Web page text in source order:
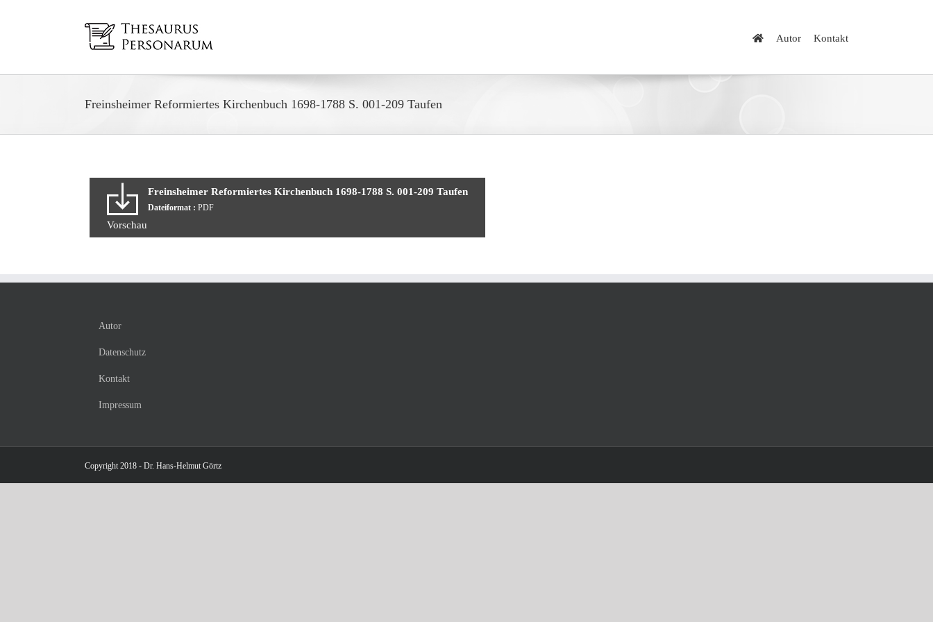
Autor Kontakt
Freinsheimer Reformiertes Kirchenbuch 1698-1788 S. 001-209 Taufen
Freinsheimer Reformiertes Kirchenbuch 1698-1788 S. 001-209 Taufen
Dateiformat : PDF
Vorschau
Autor
Datenschutz
Kontakt
Impressum
Copyright 2018 - Dr. Hans-Helmut Görtz